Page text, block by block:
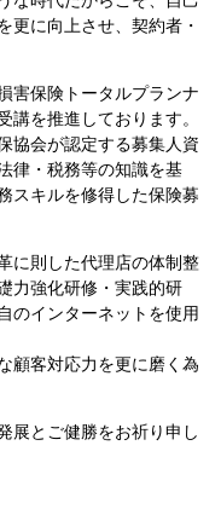
更に向上させ、契約者・
害保険トータルプランナ
講を推進しております。
協会が認定する募集人資
律・税務等の知識を基
スキルを修得した保険募
に則した代理店の体制整
力強化研修・実践的研
のインターネットを使用
顧客対応力を更に磨く為
展とご健勝をお祈り申し